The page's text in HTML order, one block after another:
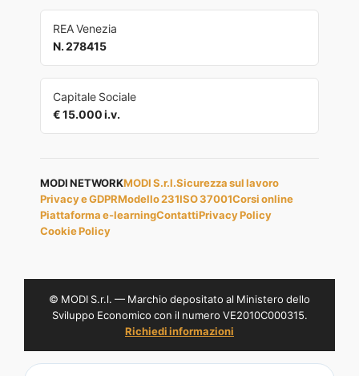
REA Venezia
N. 278415
Capitale Sociale
€ 15.000 i.v.
MODI NETWORKMODI S.r.l.Sicurezza sul lavoro
Privacy e GDPRModello 231ISO 37001Corsi online
Piattaforma e-learningContattiPrivacy Policy
Cookie Policy
© MODI S.r.l. — Marchio depositato al Ministero dello
Sviluppo Economico con il numero VE2010C000315.
Richiedi informazioni